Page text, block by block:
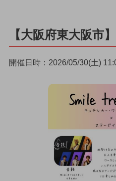
【大阪府東大阪市
開催日時：2026/05/30(土)